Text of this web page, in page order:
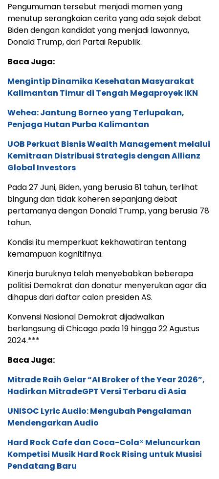
Pengumuman tersebut menjadi momen yang
menutup serangkaian cerita yang ada sejak debat
Biden dengan kandidat yang menjadi lawannya,
Donald Trump, dari Partai Republik.
Baca Juga:
Mengintip Dinamika Kesehatan Masyarakat
Kalimantan Timur di Tengah Megaproyek IKN
Wehea: Jantung Borneo yang Terlupakan,
Penjaga Hutan Purba Kalimantan
UOB Perkuat Bisnis Wealth Management melalui
Kemitraan Distribusi Strategis dengan Allianz
Global Investors
Pada 27 Juni, Biden, yang berusia 81 tahun, terlihat
bingung dan tidak koheren sepanjang debat
pertamanya dengan Donald Trump, yang berusia 78
tahun.
Kondisi itu memperkuat kekhawatiran tentang
kemampuan kognitifnya.
Kinerja buruknya telah menyebabkan beberapa
politisi Demokrat dan donatur menyerukan agar dia
dihapus dari daftar calon presiden AS.
Konvensi Nasional Demokrat dijadwalkan
berlangsung di Chicago pada 19 hingga 22 Agustus
2024.***
Baca Juga:
Mitrade Raih Gelar “AI Broker of the Year 2026”,
Hadirkan MitradeGPT Versi Terbaru di Asia
UNISOC Lyric Audio: Mengubah Pengalaman
Mendengarkan Audio
Hard Rock Cafe dan Coca-Cola® Meluncurkan
Kompetisi Musik Hard Rock Rising untuk Musisi
Pendatang Baru